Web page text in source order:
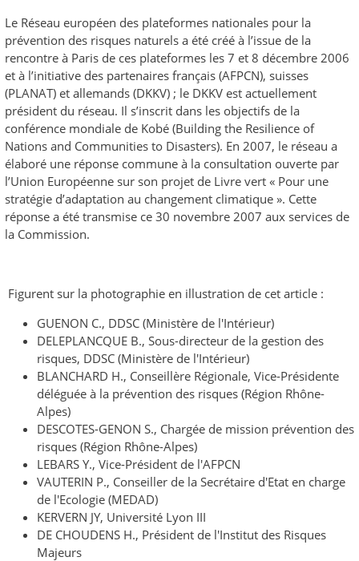
Le Réseau européen des plateformes nationales pour la
prévention des risques naturels a été créé à l’issue de la
rencontre à Paris de ces plateformes les 7 et 8 décembre 2006
et à l’initiative des partenaires français (AFPCN), suisses
(PLANAT) et allemands (DKKV) ; le DKKV est actuellement
président du réseau. Il s’inscrit dans les objectifs de la
conférence mondiale de Kobé (Building the Resilience of
Nations and Communities to Disasters). En 2007, le réseau a
élaboré une réponse commune à la consultation ouverte par
l’Union Européenne sur son projet de Livre vert « Pour une
stratégie d’adaptation au changement climatique ». Cette
réponse a été transmise ce 30 novembre 2007 aux services de
la Commission.
Figurent sur la photographie en illustration de cet article :
GUENON C., DDSC (Ministère de l'Intérieur)
DELEPLANCQUE B., Sous-directeur de la gestion des
risques, DDSC (Ministère de l'Intérieur)
BLANCHARD H., Conseillère Régionale, Vice-Présidente
déléguée à la prévention des risques (Région Rhône-
Alpes)
DESCOTES-GENON S., Chargée de mission prévention des
risques (Région Rhône-Alpes)
LEBARS Y., Vice-Président de l'AFPCN
VAUTERIN P., Conseiller de la Secrétaire d'Etat en charge
de l'Ecologie (MEDAD)
KERVERN JY, Université Lyon III
DE CHOUDENS H., Président de l'Institut des Risques
Majeurs